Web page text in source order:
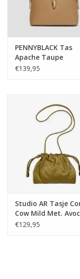
PENNYBLACK Tas
Apache Taupe
€139,95
Studio AR Tasje
Cow Mild Met.
€129,95